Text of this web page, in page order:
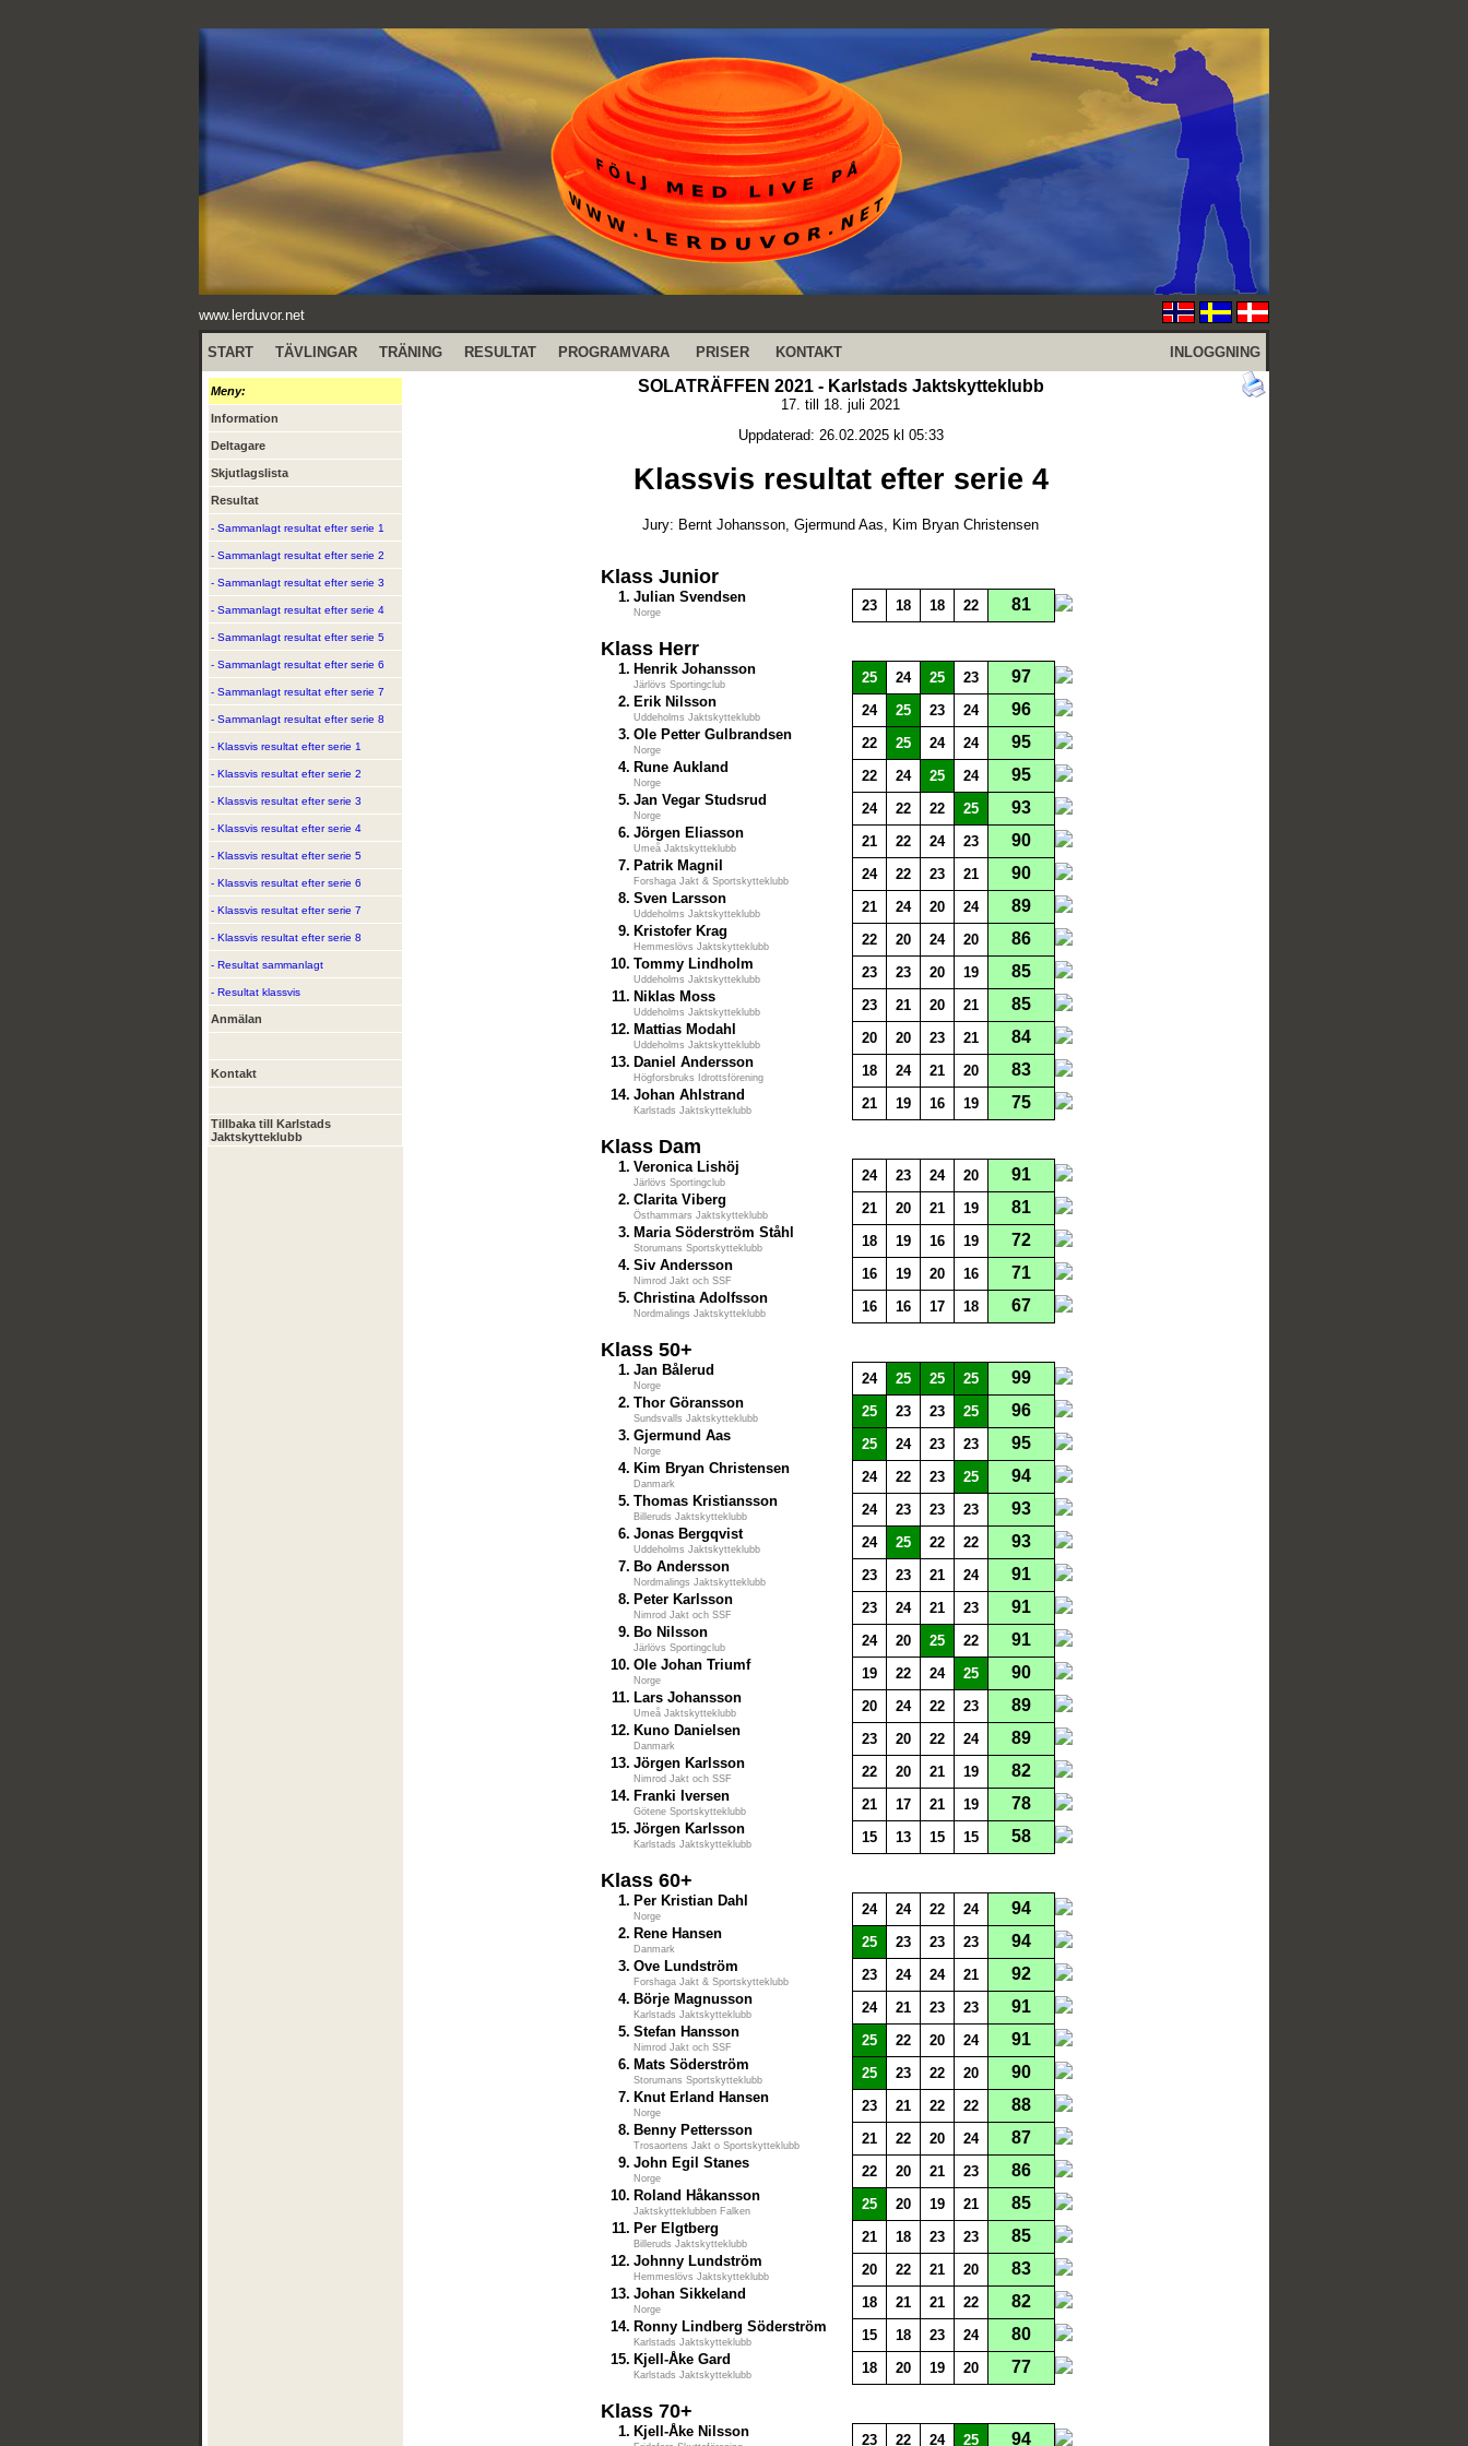
www.lerduvor.net
START TÄVLINGAR TRÄNING RESULTAT PROGRAMVARA PRISER KONTAKT INLOGGNING
Meny:
Information
Deltagare
Skjutlagslista
Resultat
- Sammanlagt resultat efter serie 1
- Sammanlagt resultat efter serie 2
- Sammanlagt resultat efter serie 3
- Sammanlagt resultat efter serie 4
- Sammanlagt resultat efter serie 5
- Sammanlagt resultat efter serie 6
- Sammanlagt resultat efter serie 7
- Sammanlagt resultat efter serie 8
- Klassvis resultat efter serie 1
- Klassvis resultat efter serie 2
- Klassvis resultat efter serie 3
- Klassvis resultat efter serie 4
- Klassvis resultat efter serie 5
- Klassvis resultat efter serie 6
- Klassvis resultat efter serie 7
- Klassvis resultat efter serie 8
- Resultat sammanlagt
- Resultat klassvis
Anmälan
Kontakt
Tillbaka till Karlstads
Jaktskytteklubb
SOLATRÄFFEN 2021 - Karlstads Jaktskytteklubb
17. till 18. juli 2021
Uppdaterad: 26.02.2025 kl 05:33
Klassvis resultat efter serie 4
Jury: Bernt Johansson, Gjermund Aas, Kim Bryan Christensen
Klass Junior
1. Julian Svendsen
Norge 23 18 18 22 81
Klass Herr
1. Henrik Johansson
Järlövs Sportingclub 25 24 25 23 97
2. Erik Nilsson
Uddeholms Jaktskytteklubb 24 25 23 24 96
3. Ole Petter Gulbrandsen
Norge 22 25 24 24 95
4. Rune Aukland
Norge 22 24 25 24 95
5. Jan Vegar Studsrud
Norge 24 22 22 25 93
6. Jörgen Eliasson
Umeå Jaktskytteklubb 21 22 24 23 90
7. Patrik Magnil
Forshaga Jakt & Sportskytteklubb 24 22 23 21 90
8. Sven Larsson
Uddeholms Jaktskytteklubb 21 24 20 24 89
9. Kristofer Krag
Hemmeslövs Jaktskytteklubb 22 20 24 20 86
10. Tommy Lindholm
Uddeholms Jaktskytteklubb 23 23 20 19 85
11. Niklas Moss
Uddeholms Jaktskytteklubb 23 21 20 21 85
12. Mattias Modahl
Uddeholms Jaktskytteklubb 20 20 23 21 84
13. Daniel Andersson
Högforsbruks Idrottsförening 18 24 21 20 83
14. Johan Ahlstrand
Karlstads Jaktskytteklubb 21 19 16 19 75
Klass Dam
1. Veronica Lishöj
Järlövs Sportingclub 24 23 24 20 91
2. Clarita Viberg
Östhammars Jaktskytteklubb 21 20 21 19 81
3. Maria Söderström Ståhl
Storumans Sportskytteklubb 18 19 16 19 72
4. Siv Andersson
Nimrod Jakt och SSF 16 19 20 16 71
5. Christina Adolfsson
Nordmalings Jaktskytteklubb 16 16 17 18 67
Klass 50+
1. Jan Bålerud
Norge 24 25 25 25 99
2. Thor Göransson
Sundsvalls Jaktskytteklubb 25 23 23 25 96
3. Gjermund Aas
Norge 25 24 23 23 95
4. Kim Bryan Christensen
Danmark 24 22 23 25 94
5. Thomas Kristiansson
Billeruds Jaktskytteklubb 24 23 23 23 93
6. Jonas Bergqvist
Uddeholms Jaktskytteklubb 24 25 22 22 93
7. Bo Andersson
Nordmalings Jaktskytteklubb 23 23 21 24 91
8. Peter Karlsson
Nimrod Jakt och SSF 23 24 21 23 91
9. Bo Nilsson
Järlövs Sportingclub 24 20 25 22 91
10. Ole Johan Triumf
Norge 19 22 24 25 90
11. Lars Johansson
Umeå Jaktskytteklubb 20 24 22 23 89
12. Kuno Danielsen
Danmark 23 20 22 24 89
13. Jörgen Karlsson
Nimrod Jakt och SSF 22 20 21 19 82
14. Franki Iversen
Götene Sportskytteklubb 21 17 21 19 78
15. Jörgen Karlsson
Karlstads Jaktskytteklubb 15 13 15 15 58
Klass 60+
1. Per Kristian Dahl
Norge 24 24 22 24 94
2. Rene Hansen
Danmark 25 23 23 23 94
3. Ove Lundström
Forshaga Jakt & Sportskytteklubb 23 24 24 21 92
4. Börje Magnusson
Karlstads Jaktskytteklubb 24 21 23 23 91
5. Stefan Hansson
Nimrod Jakt och SSF 25 22 20 24 91
6. Mats Söderström
Storumans Sportskytteklubb 25 23 22 20 90
7. Knut Erland Hansen
Norge 23 21 22 22 88
8. Benny Pettersson
Trosaortens Jakt o Sportskytteklubb 21 22 20 24 87
9. John Egil Stanes
Norge 22 20 21 23 86
10. Roland Håkansson
Jaktskytteklubben Falken 25 20 19 21 85
11. Per Elgtberg
Billeruds Jaktskytteklubb 21 18 23 23 85
12. Johnny Lundström
Hemmeslövs Jaktskytteklubb 20 22 21 20 83
13. Johan Sikkeland
Norge 18 21 21 22 82
14. Ronny Lindberg Söderström
Karlstads Jaktskytteklubb 15 18 23 24 80
15. Kjell-Åke Gard
Karlstads Jaktskytteklubb 18 20 19 20 77
Klass 70+
1. Kjell-Åke Nilsson
23 22 24 25 94